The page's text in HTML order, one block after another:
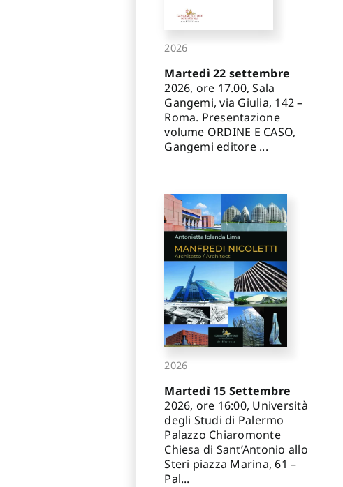
2026
Martedì 22 settembre
2026, ore 17.00, Sala
Gangemi, via Giulia, 142 –
Roma. Presentazione
volume ORDINE E CASO,
Gangemi editore ...
2026
Martedì 15 Settembre
2026, ore 16:00, Università
degli Studi di Palermo
Palazzo Chiaromonte
Chiesa di Sant’Antonio allo
Steri piazza Marina, 61 –
Pal...